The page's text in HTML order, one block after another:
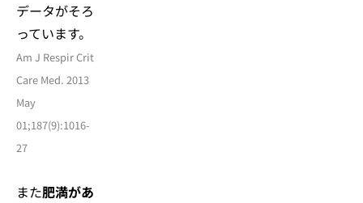
データがそろ
っています。
Am J Respir Crit
Care Med. 2013
May
01;187(9):1016-
27
また肥満があ